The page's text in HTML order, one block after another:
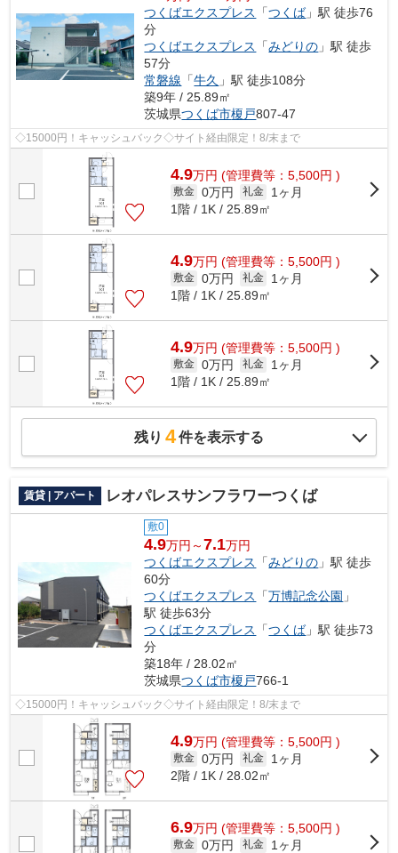
つくばエクスプレス
「つくば」駅 徒歩76
分
つくばエクスプレス
「みどりの 」駅 徒歩
57分
常磐線 「牛久 」駅 徒歩108分
築9年 / 25.89㎡
茨城県つくば市榎戸807-47
◇15000円！キャッシュバック◇サイト経由限定！8/末まで
4.9万円 (管理費等：5,500円 )
敷金 0万円 礼金
1ヶ月
1階 / 1K / 25.89㎡
4.9万円 (管理費等：5,500円 )
敷金 0万円 礼金
1ヶ月
1階 / 1K / 25.89㎡
4.9万円 (管理費等：5,500円 )
敷金 0万円 礼金
1ヶ月
1階 / 1K / 25.89㎡
残り 4件を表示する
賃貸 | アパート レオパレスサンフラワーつくば
敷0
4.9万円～7.1万円
つくばエクスプレス
「みどりの 」駅 徒歩
60分
つくばエクスプレス
「万博記念公園 」
駅 徒歩63分
つくばエクスプレス
「つくば」駅 徒歩73
分
築18年 / 28.02㎡
茨城県つくば市榎戸766-1
◇15000円！キャッシュバック◇サイト経由限定！8/末まで
4.9万円 (管理費等：5,500円 )
敷金 0万円 礼金
1ヶ月
2階 / 1K / 28.02㎡
6.9万円 (管理費等：5,500円 )
敷金 0万円 礼金
1ヶ月